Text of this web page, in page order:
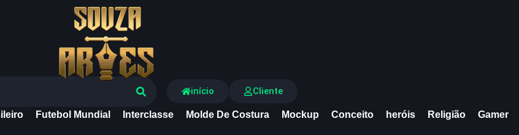
Futebol Mundial Interclasse Molde De Costura Mockup Conceito heróis Religião Gamer
início Cliente